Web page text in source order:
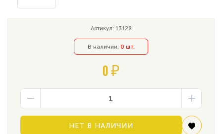
Артикул: 13128
В наличии: 0 шт.
0 ₽
НЕТ В НАЛИЧИИ